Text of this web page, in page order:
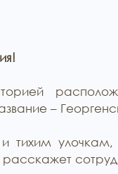
–
улочкам,
расскажет